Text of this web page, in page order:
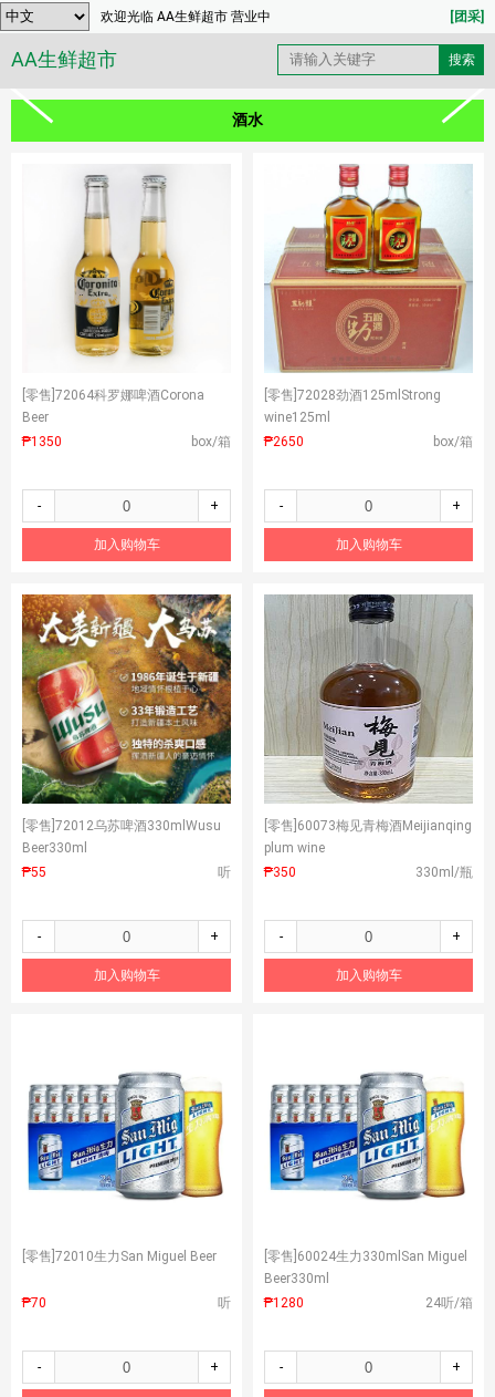
欢迎光临 AA生鲜超市 营业中 [团采]
AA生鲜超市
酒水
[零售] 72064科罗娜啤酒Corona
Beer
₱1350
box/箱
- +
加入购物车
[零售] 72028劲酒125mlStrong
wine125ml
₱2650
box/箱
- +
加入购物车
[零售] 72012乌苏啤酒330mlWusu
Beer330ml
₱55
听
- +
加入购物车
[零售] 60073梅见青梅酒Meijianqing
plum wine
₱350
330ml/瓶
- +
加入购物车
[零售] 72010生力San Miguel Beer
₱70 听
- +
[零售] 60024生力330mlSan Miguel
Beer330ml
₱1280
24听/箱
- +